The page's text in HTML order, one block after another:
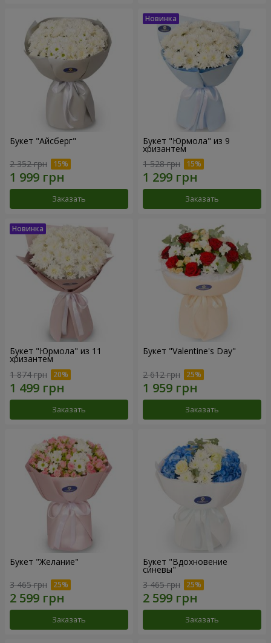
Букет "Айсберг"
2 352 грн
Заказать
Букет "Юрмола" из 9
хризантем
1 528 грн
Заказать
Букет "Юрмола" из 11
хризантем
1 874 грн
Заказать
Букет "Valentine's Day"
2 612 грн
Заказать
Букет "Желание"
3 465 грн
Заказать
Букет "Вдохновение
синевы"
3 465 грн
Заказать